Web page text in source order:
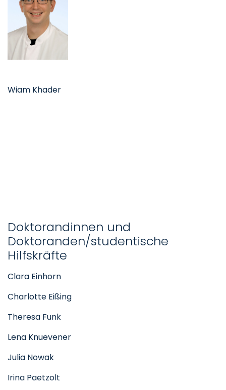
Wiam Khader
Doktorandinnen und
Doktoranden/studentische
Hilfskräfte
Clara Einhorn
Charlotte Eißing
Theresa Funk
Lena Knuevener
Julia Nowak
Irina Paetzolt